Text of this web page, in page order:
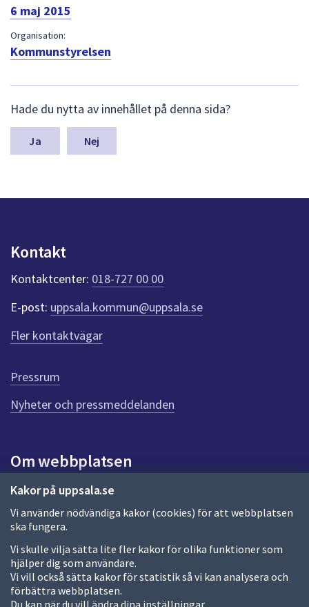
Kakor på uppsala.se
Vi använder nödvändiga kakor (cookies) för att webbplatsen
ska fungera.
Vi skulle vilja sätta lite fler kakor för olika funktioner som
hjälper dig som användare.
Vi vill också sätta kakor för statistik så vi kan analysera och
förbättra webbplatsen.
Du kan när du vill ändra dina inställningar.
6 maj 2015
Organisation:
Kommunstyrelsen
ä
m
a
n
k
t
e
r
f
ö
r
e
n
n
a
d
a
Hade du nytta av innehållet på denna sida?
Nej
Kontakt
Kontaktcenter: 018-727 00 00
E-post: uppsala.kommun@uppsala.se
Fler kontaktvägar
Pressrum
Nyheter och pressmeddelanden
Om webbplatsen
Om webbplatsen
Allmänna handlingar och diarium
Behandling av personuppgifter
Kakor
Språk (other languages)